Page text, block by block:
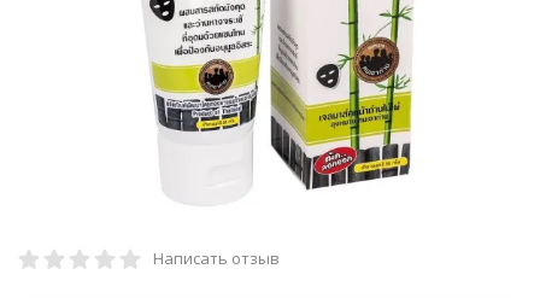
Написать отзыв